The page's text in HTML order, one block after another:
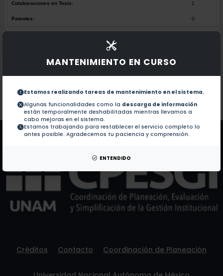
MANTENIMIENTO EN CURSO
Estamos realizando tareas de mantenimiento en el sistema.
Algunas funcionalidades como la descarga de información
están temporalmente deshabilitadas mientras llevamos a
cabo mejoras en el sistema.
Estamos trabajando para restablecer el servicio completo lo
antes posible. Agradecemos tu paciencia y comprensión.
ENTENDIDO
Colaboraciones en Tesis: 1
Patentes: 0
No hay obras de este autor.
Documentos en revistas: No hay revistas de este autor.
Patentes: No hay patentes de este autor.
Créditos Contacto Coordinación de Planeación